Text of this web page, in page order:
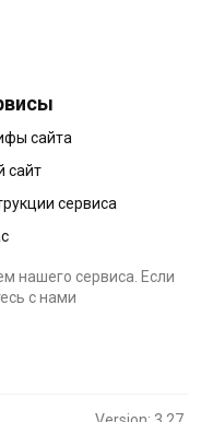
сайта
сайт
сервиса
нашего сервиса. Если
с нами